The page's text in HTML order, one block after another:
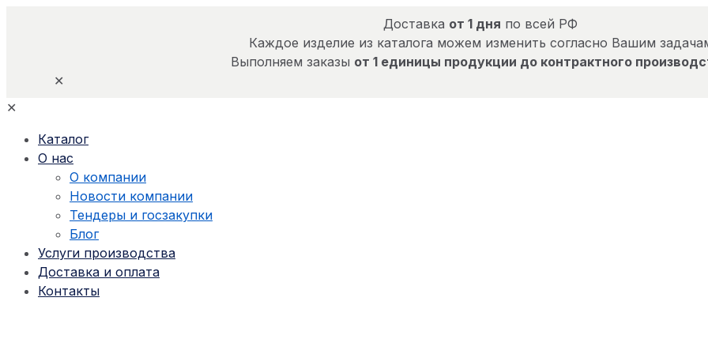
Доставка от 1 дня по всей РФ
Каждое изделие из каталога можем изменить согласно Вашим
Выполняем заказы от 1 единицы продукции до контрактного
✕
✕
Каталог
О нас
О компании
Новости компании
Тендеры и госзакупки
Блог
Услуги производства
Доставка и оплата
Контакты